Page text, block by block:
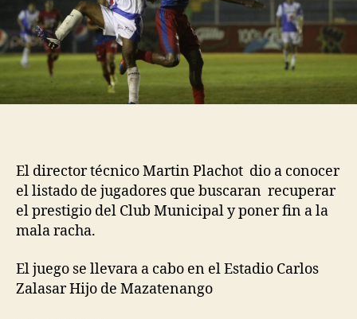
El director técnico Martin Plachot dio a conocer
el listado de jugadores que buscaran recuperar
el prestigio del Club Municipal y poner fin a la
mala racha.
El juego se llevara a cabo en el Estadio Carlos
Zalasar Hijo de Mazatenango